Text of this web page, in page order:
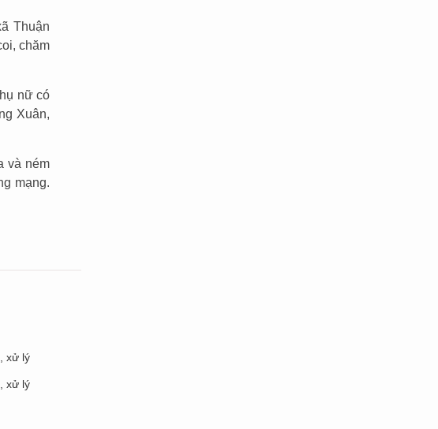
Thuận
chăm
nữ có
Xuân,
và ném
mạng.
xử lý
xử lý